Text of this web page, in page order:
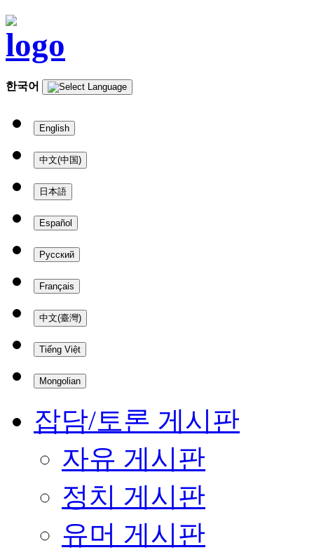
한국어
English
中文(中国)
日本語
Español
Русский
Français
中文(臺灣)
Tiếng Việt
Mongolian
잡담/토론 게시판
자유 게시판
정치 게시판
유머 게시판